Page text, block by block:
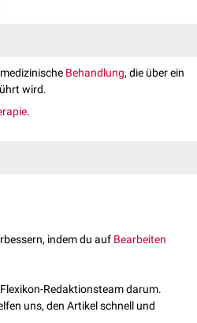
Behandlung, die über ein
wird.
.
als Langzeittherapie bezeichnet
abhängig von der jeweiligen
der Regel ab einer Behandlungsdauer
Bei einem
Behandlung als Langzeittherapie
indem du auf Bearbeiten
Redaktionsteam darum.
uns, den Artikel schnell und